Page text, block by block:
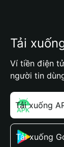
Tải
Ví tiền điện
người tin
Tải xuống
Tải xuống